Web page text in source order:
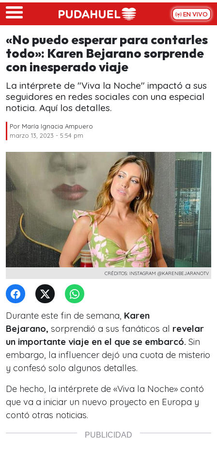
Skip to main content
EN VIVO
«No puedo esperar para contarles
todo»: Karen Bejarano sorprende
con inesperado viaje
La intérprete de "Viva la Noche" impactó a sus
seguidores en redes sociales con una especial
noticia. Aquí los detalles.
Por María Ignacia Ampuero
marzo 13, 2023 - 5:54 pm
CRÉDITOS: INSTAGRAM @KARENBEJARANOTV
Durante este fin de semana, Karen
Bejarano, sorprendió a sus fanáticos al revelar
un importante viaje en el que se embarcó. Sin
embargo, la influencer dejó una cuota de misterio
y confesó solo algunos detalles.
De hecho, la intérprete de «Viva la Noche» contó
que va a iniciar un nuevo proyecto en Europa y
contó otras noticias.